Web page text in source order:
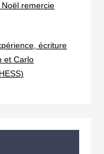
Noël remercie
écriture
et Carlo